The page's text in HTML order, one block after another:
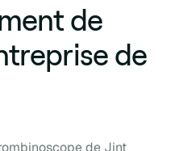
de
de
de Jint